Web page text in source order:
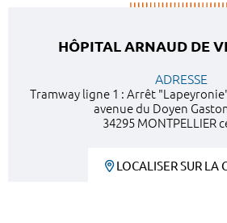
HÔPITAL ARNAUD DE
ADRESSE
Tramway ligne 1 : Arrêt
avenue du Doyen
34295 MONTPELLIER
LOCALISER SUR LA